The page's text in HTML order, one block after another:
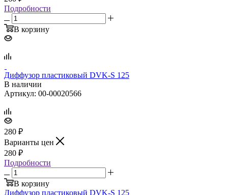
Подробности
В корзину
Диффузор пластиковый DVK‑S 125
В наличии
Артикул: 00-00020566
280 ₽
Варианты цен
280 ₽
Подробности
В корзину
Диффузор пластиковый DVK‑S 125